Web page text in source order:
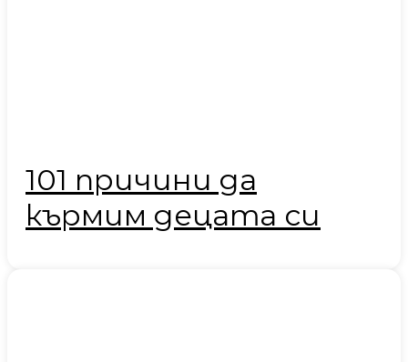
101 причини да
кърмим децата си